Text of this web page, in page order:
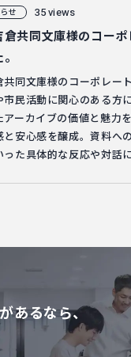
こちらから
せ 35 views
共同文庫様のコー
同文庫様のコーポレー
民活動に関心のある方
アーカイブの価値と魅力
安心感を醸成。資料へ
た具体的な反応や対話
あるなら、